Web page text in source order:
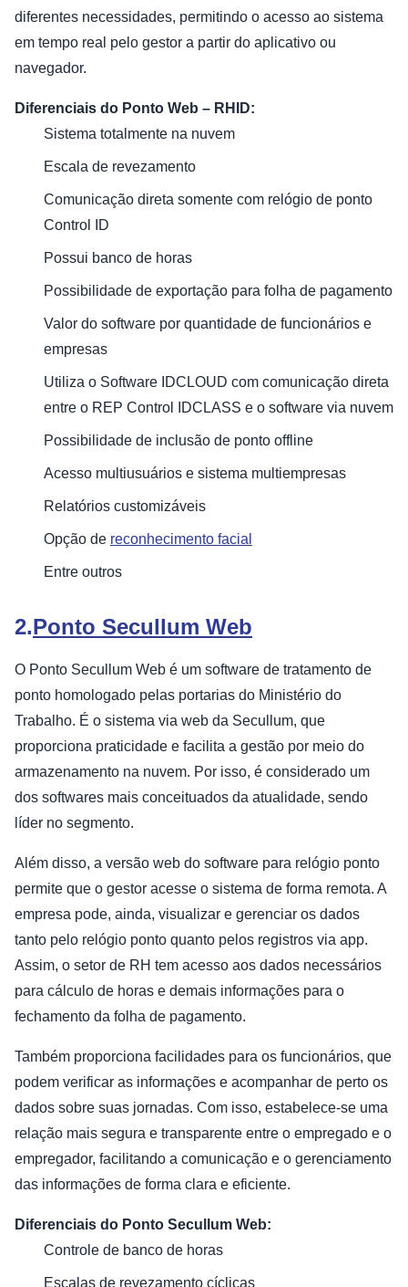
diferentes necessidades, permitindo o acesso ao sistema
em tempo real pelo gestor a partir do aplicativo ou
navegador.
Diferenciais do Ponto Web – RHID:
Sistema totalmente na nuvem
Escala de revezamento
Comunicação direta somente com relógio de ponto
Control ID
Possui banco de horas
Possibilidade de exportação para folha de pagamento
Valor do software por quantidade de funcionários e
empresas
Utiliza o Software IDCLOUD com comunicação direta
entre o REP Control IDCLASS e o software via nuvem
Possibilidade de inclusão de ponto offline
Acesso multiusuários e sistema multiempresas
Relatórios customizáveis
Opção de reconhecimento facial
Entre outros
2.Ponto Secullum Web
O Ponto Secullum Web é um software de tratamento de
ponto homologado pelas portarias do Ministério do
Trabalho. É o sistema via web da Secullum, que
proporciona praticidade e facilita a gestão por meio do
armazenamento na nuvem. Por isso, é considerado um
dos softwares mais conceituados da atualidade, sendo
líder no segmento.
Além disso, a versão web do software para relógio ponto
permite que o gestor acesse o sistema de forma remota. A
empresa pode, ainda, visualizar e gerenciar os dados
tanto pelo relógio ponto quanto pelos registros via app.
Assim, o setor de RH tem acesso aos dados necessários
para cálculo de horas e demais informações para o
fechamento da folha de pagamento.
Também proporciona facilidades para os funcionários, que
podem verificar as informações e acompanhar de perto os
dados sobre suas jornadas. Com isso, estabelece-se uma
relação mais segura e transparente entre o empregado e o
empregador, facilitando a comunicação e o gerenciamento
das informações de forma clara e eficiente.
Diferenciais do Ponto Secullum Web:
Controle de banco de horas
Escalas de revezamento cíclicas